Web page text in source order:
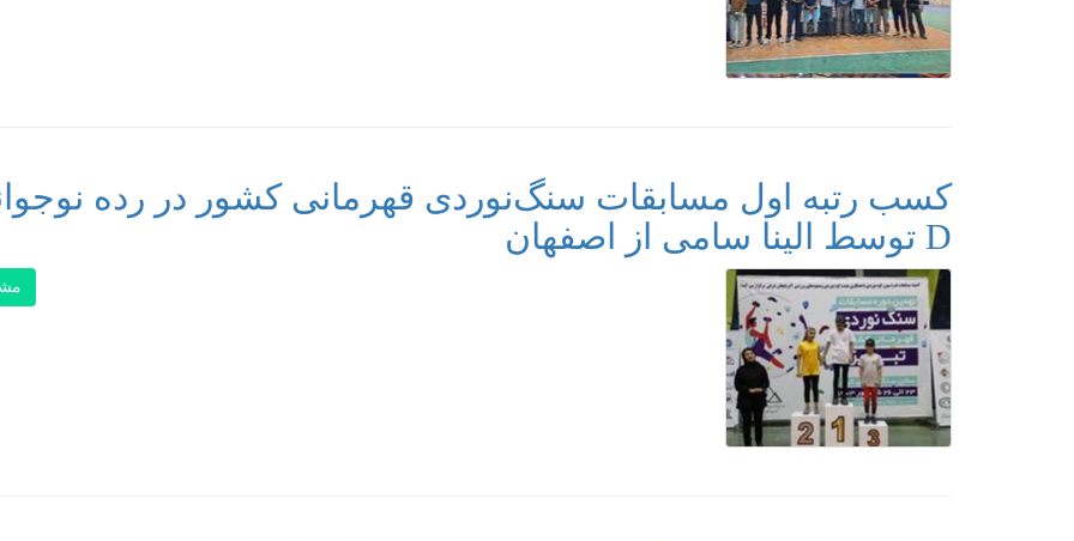
کسب رتبه اول مسابقات سنگ‌نوردی قهرمانی کشور در رده
D توسط الینا سامی از اصفهان